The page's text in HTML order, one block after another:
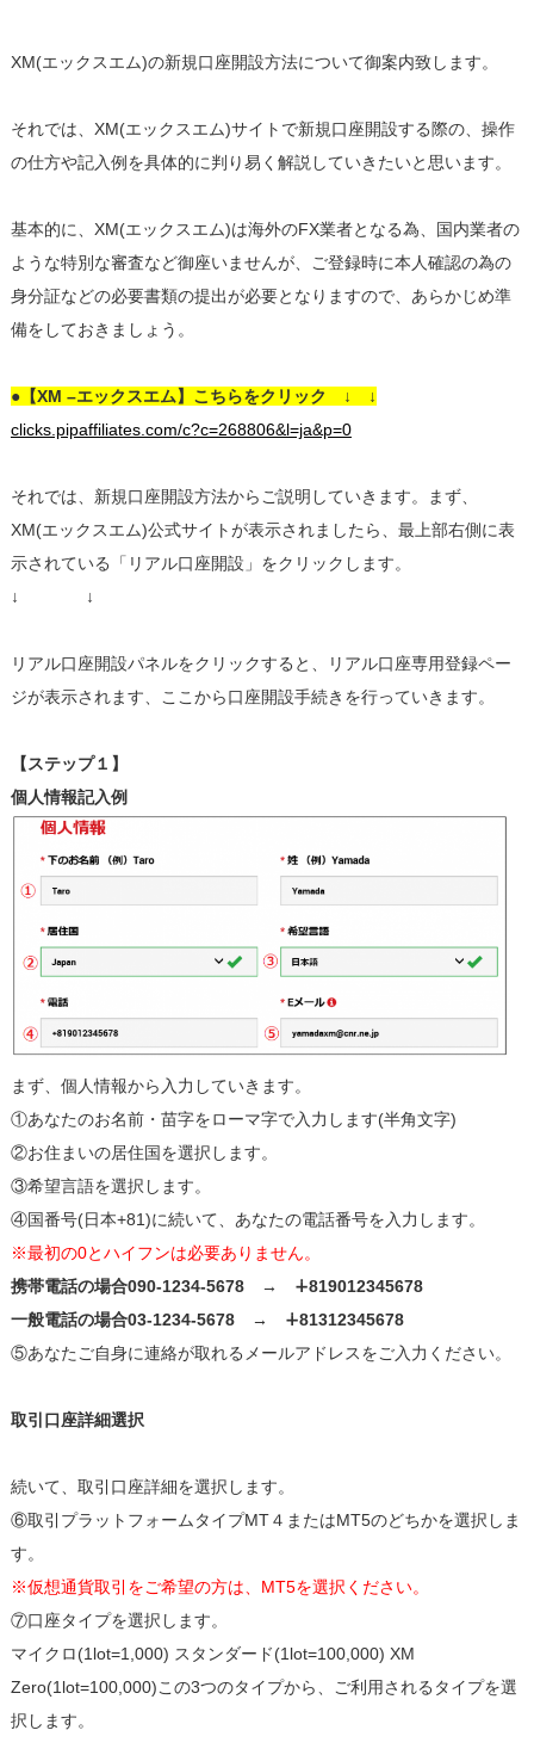
XM(エックスエム)の新規口座開設方法について御案内致します。
それでは、XM(エックスエム)サイトで新規口座開設する際の、操作
の仕方や記入例を具体的に判り易く解説していきたいと思います。
基本的に、XM(エックスエム)は海外のFX業者となる為、国内業者の
ような特別な審査など御座いませんが、ご登録時に本人確認の為の
身分証などの必要書類の提出が必要となりますので、あらかじめ準
備をしておきましょう。
●【XM –エックスエム】こちらをクリック ↓ ↓
clicks.pipaffiliates.com/c?c=268806&l=ja&p=0
それでは、新規口座開設方法からご説明していきます。まず、
XM(エックスエム)公式サイトが表示されましたら、最上部右側に表
示されている「リアル口座開設」をクリックします。
↓ ↓
リアル口座開設パネルをクリックすると、リアル口座専用登録ペー
ジが表示されます、ここから口座開設手続きを行っていきます。
【ステップ１】
個人情報記入例
まず、個人情報から入力していきます。
①あなたのお名前・苗字をローマ字で入力します(半角文字)
②お住まいの居住国を選択します。
③希望言語を選択します。
④国番号(日本+81)に続いて、あなたの電話番号を入力します。
※最初の0とハイフンは必要ありません。
携帯電話の場合090-1234-5678 → ∔819012345678
一般電話の場合03-1234-5678 → ∔81312345678
⑤あなたご自身に連絡が取れるメールアドレスをご入力ください。
取引口座詳細選択
続いて、取引口座詳細を選択します。
⑥取引プラットフォームタイプMT４またはMT5のどちかを選択しま
す。
※仮想通貨取引をご希望の方は、MT5を選択ください。
⑦口座タイプを選択します。
マイクロ(1lot=1,000) スタンダード(1lot=100,000) XM
Zero(1lot=100,000)この3つのタイプから、ご利用されるタイプを選
択します。